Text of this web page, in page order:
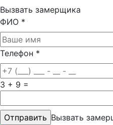
Вызвать замерщика
ФИО *
Телефон *
3 + 9 =
Вызвать